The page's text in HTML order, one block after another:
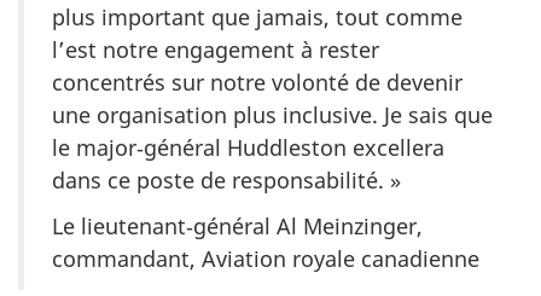
plus important que jamais, tout comme
l’est notre engagement à rester
concentrés sur notre volonté de devenir
une organisation plus inclusive. Je sais que
le major‑général Huddleston excellera
dans ce poste de responsabilité. »
Le lieutenant‑général Al Meinzinger,
commandant, Aviation royale canadienne